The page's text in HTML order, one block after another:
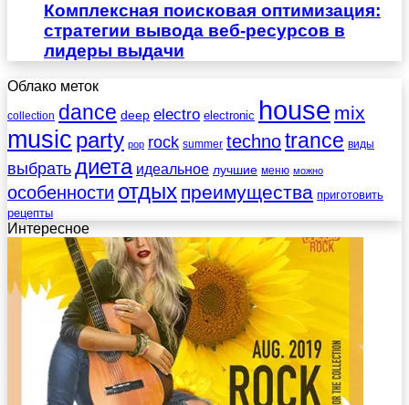
Комплексная поисковая оптимизация:
стратегии вывода веб-ресурсов в
лидеры выдачи
Облако меток
collection dance deep electro electronic house mix
music party pop rock summer technotrance виды
выбратьдиета идеальное лучшие меню можно
особенности отдых преимущества приготовить
рецепты
Интересное